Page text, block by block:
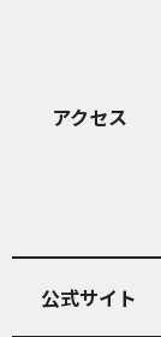
アクセス
公式サイト